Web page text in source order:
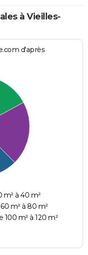
à Vieilles-
d'après
m² à 40 m²
m² à 80 m²
100 m² à 120 m²